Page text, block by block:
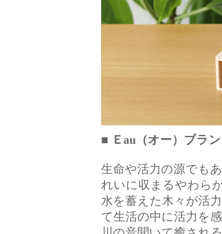
■ Ｅau（オー）ブラ
生命や活力の源でも
れいに収まるやわら
水を蓄えた木々が活
て生活の中に活力を